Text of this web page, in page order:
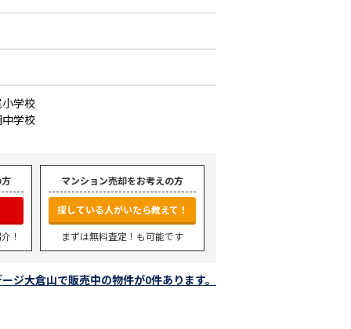
学校
学校
！
マンション売却をお考えの方
探している人がいたら教えて！
まずは無料査定！も可能です
ジ大倉山で販売中の物件が0件あります。